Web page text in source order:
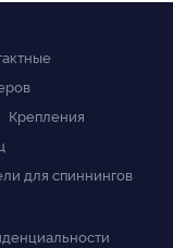
Крепления
для спиннингов